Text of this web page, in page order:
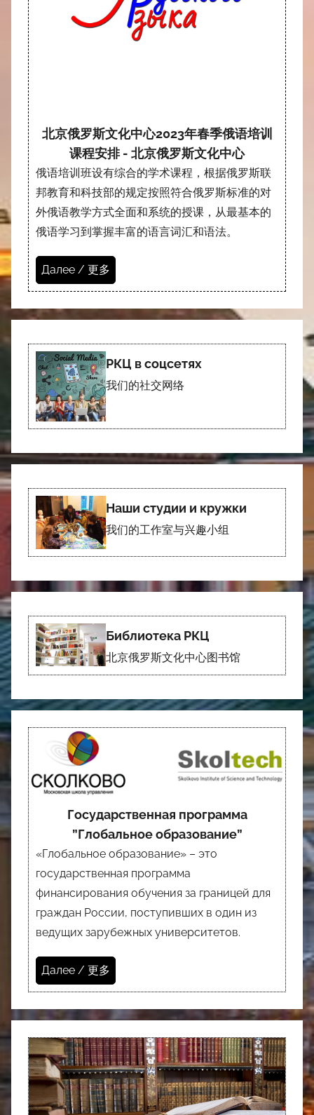
北京俄罗斯文化中心2023年春季俄语培训
课程安排 - 北京俄罗斯文化中心
俄语培训班设有综合的学术课程，根据俄罗斯联
邦教育和科技部的规定按照符合俄罗斯标准的对
外俄语教学方式全面和系统的授课，从最基本的
俄语学习到掌握丰富的语言词汇和语法。
Далее / 更多
РКЦ в соцсетях
我们的社交网络
Наши студии и кружки
我们的工作室与兴趣小组
Библиотека РКЦ
北京俄罗斯文化中心图书馆
Государственная программа
”Глобальное образование”
«Глобальное образование» – это
государственная программа
финансирования обучения за границей для
граждан России, поступивших в один из
ведущих зарубежных университетов.
Далее / 更多